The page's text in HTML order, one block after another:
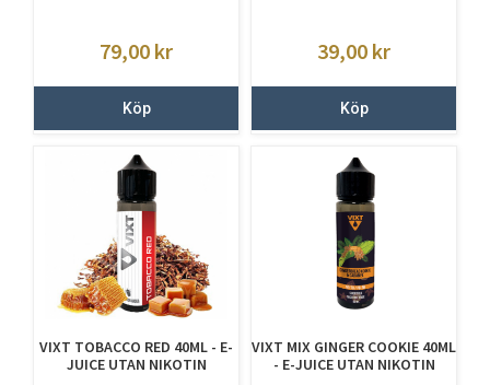
79,00 kr
Köp
39,00 kr
Köp
VIXT TOBACCO RED 40ML - E-
JUICE UTAN NIKOTIN
VIXT MIX GINGER COOKIE 40ML
- E-JUICE UTAN NIKOTIN